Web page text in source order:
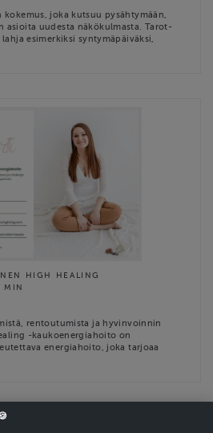
joka kutsuu pysähtymään,
asioita uudesta näkökulmasta. Tarot-
esimerkiksi syntymäpäiväksi,
HIGH HEALING
MIN
rentoutumista ja hyvinvoinnin
-kaukoenergiahoito on
energiahoito, joka tarjoaa